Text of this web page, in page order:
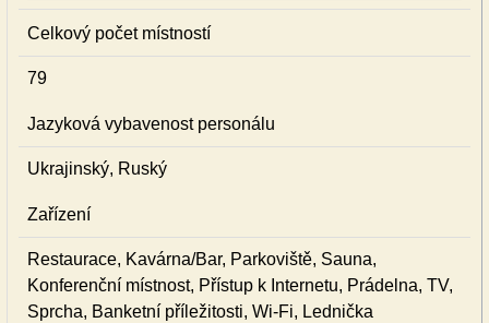
Celkový počet místností
79
Jazyková vybavenost personálu
Ukrajinský, Ruský
Zařízení
Restaurace, Kavárna/Bar, Parkoviště, Sauna,
Konferenční místnost, Přístup k Internetu, Prádelna, TV,
Sprcha, Banketní příležitosti, Wi-Fi, Lednička